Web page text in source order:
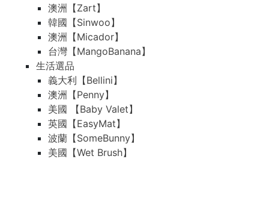
澳洲【Zart】
韓國【Sinwoo】
澳洲【Micador】
台灣【MangoBanana】
生活選品
義大利【Bellini】
澳洲【Penny】
美國 【Baby Valet】
英國【EasyMat】
波蘭【SomeBunny】
美國【Wet Brush】